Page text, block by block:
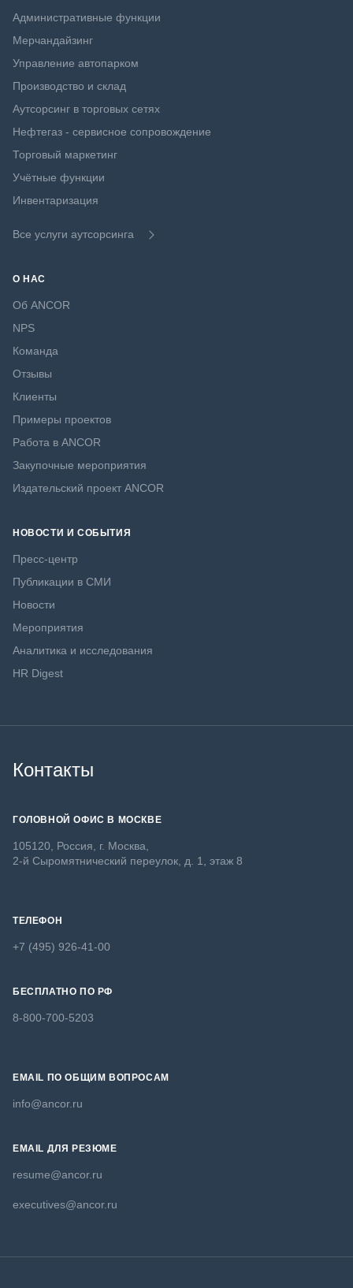
Административные функции
Мерчандайзинг
Управление автопарком
Производство и склад
Аутсорсинг в торговых сетях
Нефтегаз - сервисное сопровождение
Торговый маркетинг
Учётные функции
Инвентаризация
Все услуги аутсорсинга
О НАС
Об ANCOR
NPS
Команда
Отзывы
Клиенты
Примеры проектов
Работа в ANCOR
Закупочные мероприятия
Издательский проект ANCOR
НОВОСТИ И СОБЫТИЯ
Пресс-центр
Публикации в СМИ
Новости
Мероприятия
Аналитика и исследования
HR Digest
Контакты
ГОЛОВНОЙ ОФИС В МОСКВЕ
105120, Россия, г. Москва,
2-й Сыромятнический переулок, д. 1, этаж 8
ТЕЛЕФОН
+7 (495) 926-41-00
БЕСПЛАТНО ПО РФ
8-800-700-5203
EMAIL ПО ОБЩИМ ВОПРОСАМ
info@ancor.ru
EMAIL ДЛЯ РЕЗЮМЕ
resume@ancor.ru
executives@ancor.ru